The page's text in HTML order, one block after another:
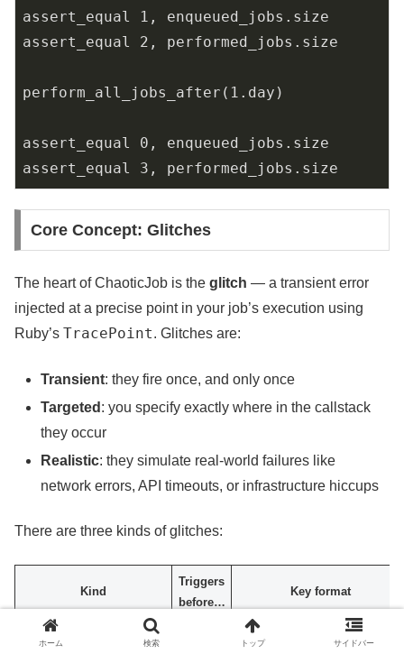
assert_equal 1 , enqueued_jobs.size
assert_equal 2 , performed_jobs.size
perform _all_jobs_after(1. day )
assert_equal 0 , enqueued_jobs.size
assert_equal 3 , performed_jobs.size
Core Concept: Glitches
The heart of ChaoticJob is the glitch — a transient error
injected at a precise point in your job’s execution using
Ruby’s TracePoint. Glitches are:
Transient: they fire once, and only once
Targeted : you specify exactly where in the callstack
they occur
Realistic: they simulate real-world failures like
network errors, API timeouts, or infrastructure hiccups
There are three kinds of glitches:
Kind
Triggers
before…
Key format
ホーム 検索 トップ サイドバー